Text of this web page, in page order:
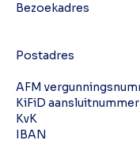
Bezoekadres
Postadres
AFM
KiFiD aansluitnummer
KvK
IBAN